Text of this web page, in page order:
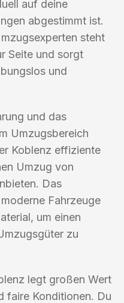
auf deine
abgestimmt ist.
steht
Seite und sorgt
und
und das
Umzugsbereich
Koblenz effiziente
Umzug von
Das
Fahrzeuge
um einen
zu
legt großen Wert
faire Konditionen. Du